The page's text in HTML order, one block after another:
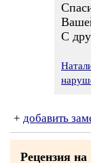
С
+ добавить
Рецензия на